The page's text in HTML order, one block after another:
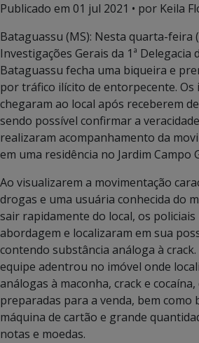
Publicado em 01 jul 2021 • por Keila
Bataguassu (MS): Nesta quarta-feira
Investigações Gerais da 1ª Delegacia
Bataguassu fecha uma biqueira e
por tráfico ilícito de entorpecente. Os
chegaram ao local após receberem
sendo possível confirmar a
realizaram acompanhamento da
em uma residência no Jardim Campo
Ao visualizarem a movimentação
drogas e uma usuária conhecida do
sair rapidamente do local, os
abordagem e localizaram em sua
contendo substância análoga à crack.
equipe adentrou no imóvel onde
análogas à maconha, crack e
preparadas para a venda, bem como
máquina de cartão e grande
notas e moedas.